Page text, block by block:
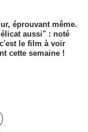
éprouvant même.
aussi" : noté
le film à voir
cette semaine !